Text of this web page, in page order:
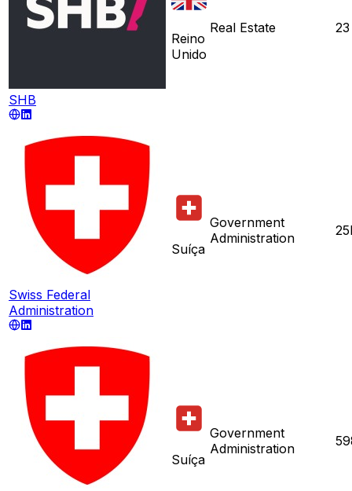
SHB
Reino
Unido
Real Estate 23
Swiss Federal
Administration
Suíça
Government
Administration
Suíça
Government
Administration